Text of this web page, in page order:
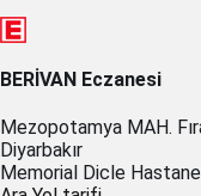
BERİVAN Eczanesi
Mezopotamya MAH.
Diyarbakır
Memorial Dicle